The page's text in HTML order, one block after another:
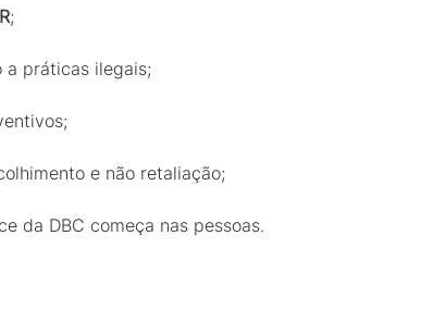
;
a práticas ilegais;
e não retaliação;
da DBC começa nas pessoas.